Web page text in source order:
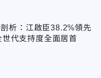
析：江啟臣38.2%領先
代支持度全面居首